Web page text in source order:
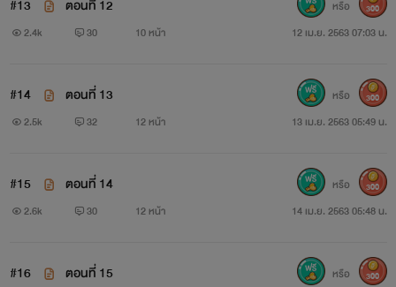
#13 ตอนที่ 12
2.4k 30 10 หน้า 12 เม.ย. 2563 07:03 น.
หรือ 300
#14 ตอนที่ 13
2.5k 32 12 หน้า 13 เม.ย. 2563 05:49 น.
หรือ 300
#15 ตอนที่ 14
2.6k 30 12 หน้า 14 เม.ย. 2563 05:48 น.
หรือ 300
#16 ตอนที่ 15 หรือ 300